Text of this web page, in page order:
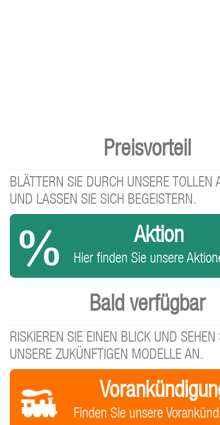
Preisvorteil
BLÄTTERN SIE DURCH UNSERE TOLLEN
UND LASSEN SIE SICH BEGEISTERN.
Aktion
Hier finden Sie unsere
Bald verfügbar
RISKIEREN SIE EINEN BLICK UND SEHEN
UNSERE ZUKÜNFTIGEN MODELLE AN.
Finden Sie unsere